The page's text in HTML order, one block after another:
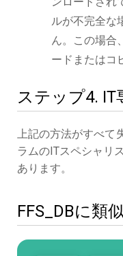
ルが不完全な
ん。この場合
ードまたはコ
ステップ4. IT
上記の方法がすべて
ラムのITスペシャリ
あります。
FFS_DBに類